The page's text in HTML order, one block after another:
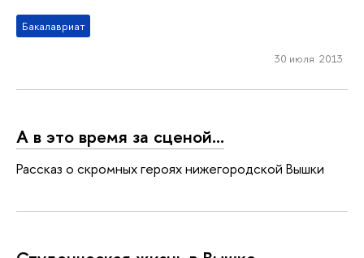
Бакалавриат
30 июля 2013
А в это время за сценой…
Рассказ о скромных героях нижегородской Вышки